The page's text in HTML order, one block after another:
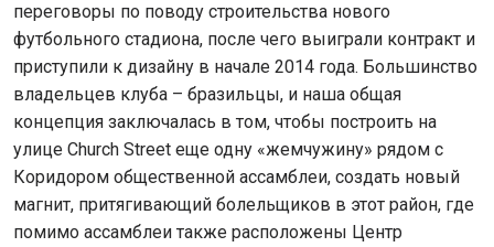
переговоры по поводу строительства нового
футбольного стадиона, после чего выиграли контракт и
приступили к дизайну в начале 2014 года. Большинство
владельцев клуба – бразильцы, и наша общая
концепция заключалась в том, чтобы построить на
улице Church Street еще одну «жемчужину» рядом с
Коридором общественной ассамблеи, создать новый
магнит, притягивающий болельщиков в этот район, где
помимо ассамблеи также расположены Центр